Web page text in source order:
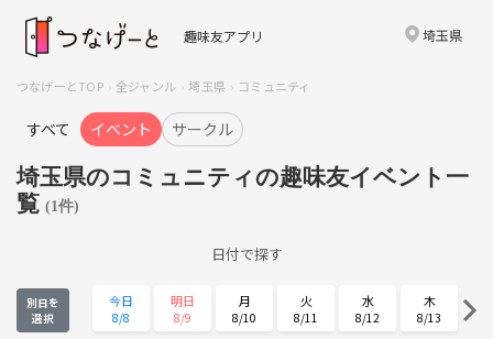
趣味友アプリ 埼玉県
つなげーとTOP 全ジャンル 埼玉県 コミュニティ
すべて イベント サークル
埼玉県のコミュニティの趣味友イベント一
覧 (1件)
日付で探す
別日を
選択
今日
8/8
明日
8/9
月
8/10
火
8/11
水
8/12
木
8/13